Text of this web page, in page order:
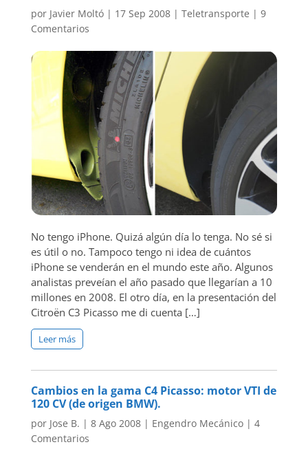
por Javier Moltó| 17 Sep 2008| Teletransporte | 9
Comentarios
No tengo iPhone. Quizá algún día lo tenga. No sé si
es útil o no. Tampoco tengo ni idea de cuántos
iPhone se venderán en el mundo este año. Algunos
analistas preveían el año pasado que llegarían a 10
millones en 2008. El otro día, en la presentación del
Citroën C3 Picasso me di cuenta […]
Leer más
Cambios en la gama C4 Picasso: motor VTI de
120 CV (de origen BMW).
por Jose B. | 8 Ago 2008| Engendro Mecánico| 4
Comentarios